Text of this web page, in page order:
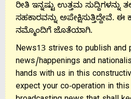
ರೀತಿ ಇನ್ನಷ್ಟು ಉತ್ತಮ ಸುದ್ದಿಗಳನ್ನು
ಸಹಕಾರವನ್ನು ಅಪೇಕ್ಷಿಸುತ್ತಿದ್ದೇವೆ.
ನಮ್ಮೊಂದಿಗೆ ಜೊತೆಯಾಗಿ.
News13 strives to publish and
news/happenings and
hands with us in this
expect your co-operation in